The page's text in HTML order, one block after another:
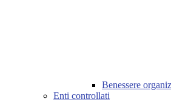
Benessere
Enti controllati